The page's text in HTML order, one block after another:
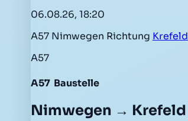
06.08.26, 18:20
A57 Nimwegen Richtung Krefeld
A57
A57 Baustelle
Nimwegen → Krefeld